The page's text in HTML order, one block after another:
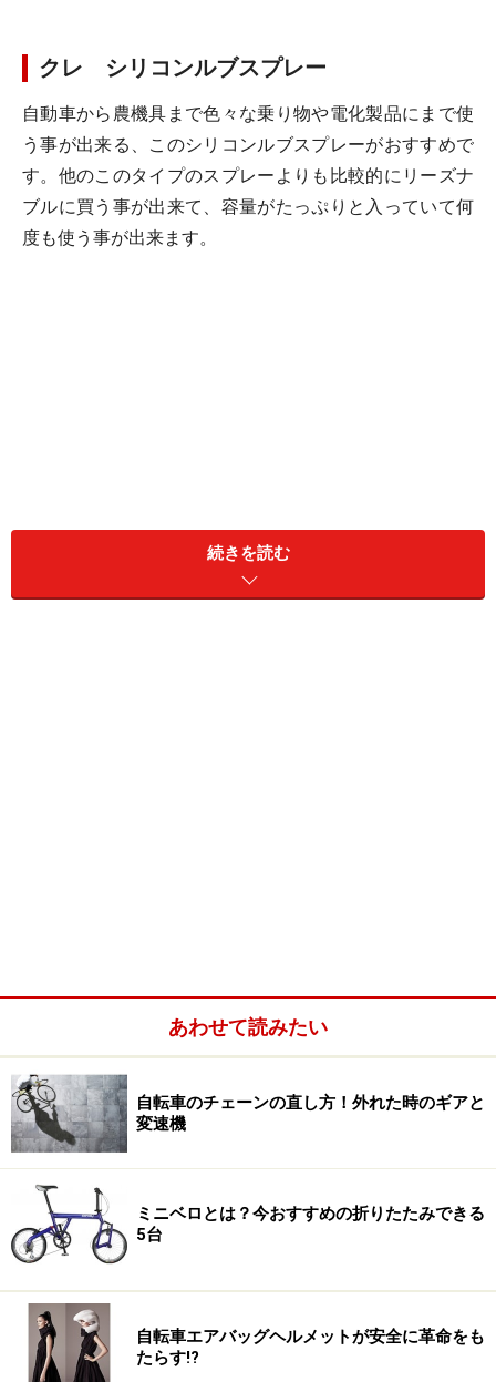
クレ シリコンルブスプレー
自動車から農機具まで色々な乗り物や電化製品にまで使
う事が出来る、このシリコンルブスプレーがおすすめで
す。他のこのタイプのスプレーよりも比較的にリーズナ
ブルに買う事が出来て、容量がたっぷりと入っていて何
度も使う事が出来ます。
続きを読む
あわせて読みたい
自転車のチェーンの直し方！外れた時のギアと
変速機
ミニベロとは？今おすすめの折りたたみできる
5台
自転車エアバッグヘルメットが安全に革命をも
たらす!?